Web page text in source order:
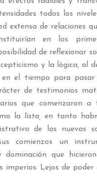
todos los
extensa de relaciones
en los
de reflexionar
y la lógica, al
en el tiempo para
de testimonios
que comenzaron
la lista,
en tanto
de las nuevas
comienzos un
dominación que
imperios. Lejos de